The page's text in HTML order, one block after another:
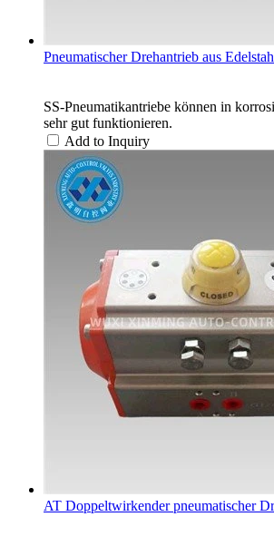
Pneumatischer Drehantrieb aus
SS-Pneumatikantriebe können in
sehr gut funktionieren.
Add to Inquiry
AT Doppeltwirkender pneumatischer